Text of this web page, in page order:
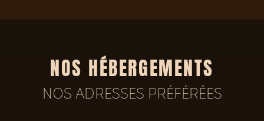
NOS HÉBERGEMENTS
NOS ADRESSES PRÉFÉRÉES